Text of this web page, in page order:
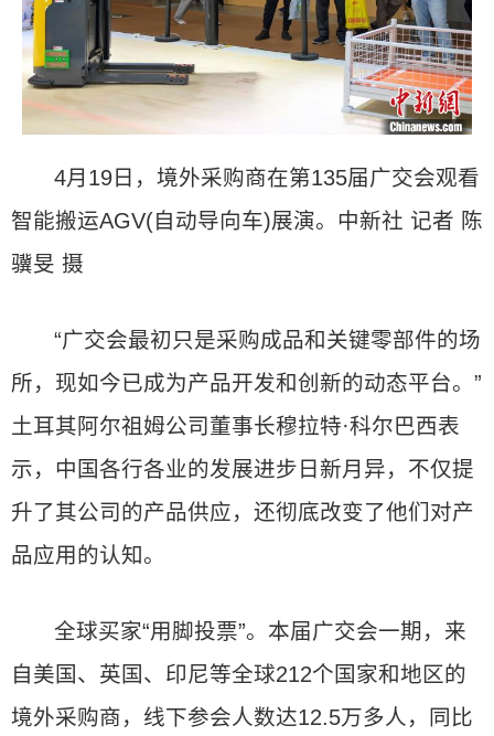
4月19日，境外采购商在第135届广交会观看
智能搬运AGV(自动导向车)展演。中新社 记者 陈
骥旻 摄
“广交会最初只是采购成品和关键零部件的场
所，现如今已成为产品开发和创新的动态平台。”
土耳其阿尔祖姆公司董事长穆拉特·科尔巴西表
示，中国各行各业的发展进步日新月异，不仅提
升了其公司的产品供应，还彻底改变了他们对产
品应用的认知。
全球买家“用脚投票”。本届广交会一期，来
自美国、英国、印尼等全球212个国家和地区的
境外采购商，线下参会人数达12.5万多人，同比